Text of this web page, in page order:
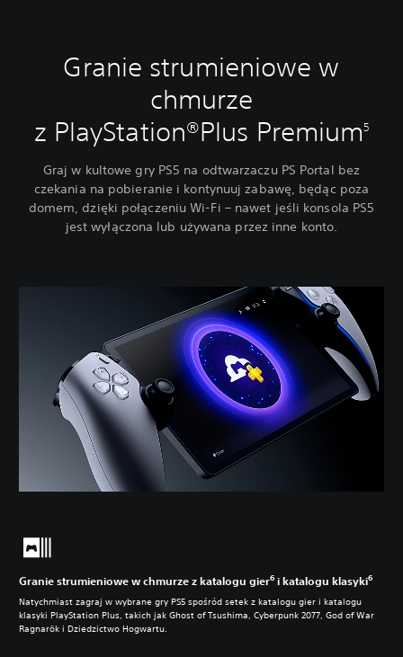
Granie strumieniowe w
chmurze
z PlayStation®Plus Premium5
Graj w kultowe gry PS5 na odtwarzaczu PS Portal bez
czekania na pobieranie i kontynuuj zabawę, będąc poza
domem, dzięki połączeniu Wi-Fi – nawet jeśli konsola PS5
jest wyłączona lub używana przez inne konto.
Granie strumieniowe w chmurze z katalogu gier6 i katalogu klasyki6
Natychmiast zagraj w wybrane gry PS5 spośród setek z katalogu gier i katalogu
klasyki PlayStation Plus, takich jak Ghost of Tsushima, Cyberpunk 2077, God of War
Ragnarök i Dziedzictwo Hogwartu.